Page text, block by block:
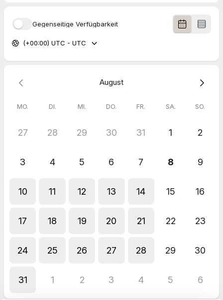
Roland Serias Masin
5.0 (1 Bewertung)
Nicole
Antwort vom Gastgeber
Gegenseitige Verfügbarkeit
(+00:00) UTC - UTC
August
MO. DI. MI. DO. FR. SA. SO.
27 28 29 30 31 1 2
3 4 5 6 7 8 9
10 11 12 13 14 15 16
17 18 19 20 21 22 23
24 25 26 27 28 29 30
31 1 2 3 4 5 6